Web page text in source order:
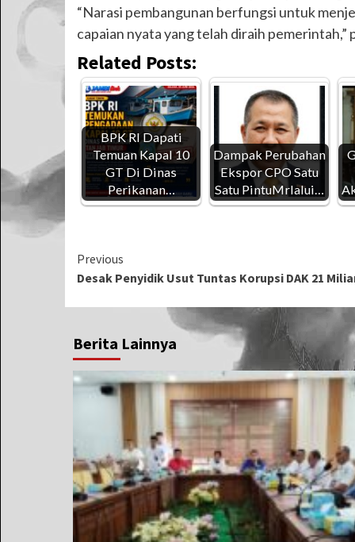
“Narasi pembangunan berfungsi untuk
capaian nyata yang telah diraih pemerintah,”
Related Posts:
BPK RI Dapati
Temuan Kapal 10
GT Di Dinas
Perikanan…
Dampak Perubahan
Ekspor CPO Satu
Satu PintuMrlalui…
Continue
Reading
Previous
Desak Penyidik Usut Tuntas Korupsi DAK 21
Berita Lainnya